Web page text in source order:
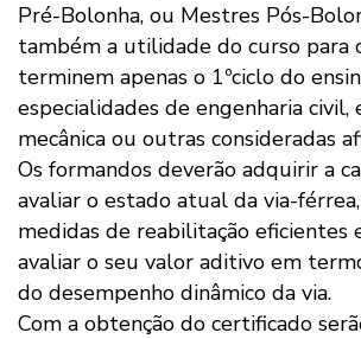
Pré-Bolonha, ou Mestres Pós-
também a utilidade do curso para
terminem apenas o 1ºciclo do
especialidades de engenharia civil,
mecânica ou outras consideradas
Os formandos deverão adquirir a
avaliar o estado atual da via-
medidas de reabilitação eficientes
avaliar o seu valor aditivo em
do desempenho dinâmico da via.
Com a obtenção do certificado